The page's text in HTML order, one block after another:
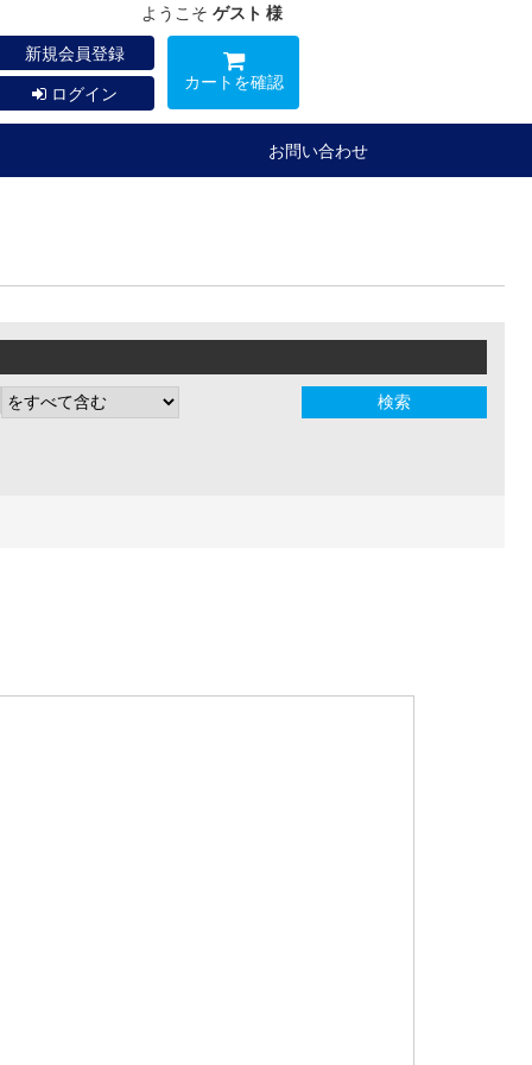
ようこそ ゲスト 様
新規会員登録
ログイン
カートを確認
お問い合わせ